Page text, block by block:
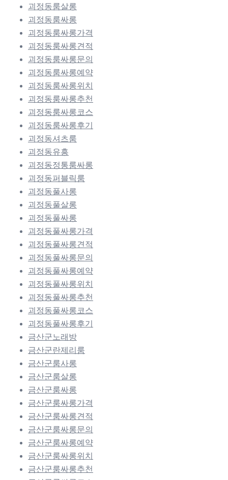
괴정동룸살롱
괴정동룸싸롱
괴정동룸싸롱가격
괴정동룸싸롱견적
괴정동룸싸롱문의
괴정동룸싸롱예약
괴정동룸싸롱위치
괴정동룸싸롱추천
괴정동룸싸롱코스
괴정동룸싸롱후기
괴정동셔츠룸
괴정동유흥
괴정동정통룸싸롱
괴정동퍼블릭룸
괴정동풀사롱
괴정동풀살롱
괴정동풀싸롱
괴정동풀싸롱가격
괴정동풀싸롱견적
괴정동풀싸롱문의
괴정동풀싸롱예약
괴정동풀싸롱위치
괴정동풀싸롱추천
괴정동풀싸롱코스
괴정동풀싸롱후기
금산군노래방
금산군란제리룸
금산군룸사롱
금산군룸살롱
금산군룸싸롱
금산군룸싸롱가격
금산군룸싸롱견적
금산군룸싸롱문의
금산군룸싸롱예약
금산군룸싸롱위치
금산군룸싸롱추천